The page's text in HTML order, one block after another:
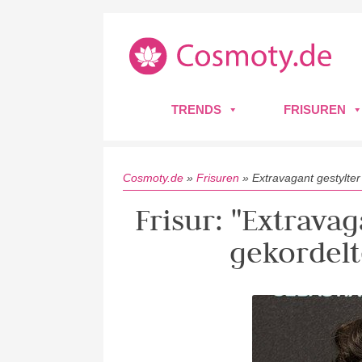
TRENDS FRISUREN
Cosmoty.de » Frisuren » Extravagant
Frisur: